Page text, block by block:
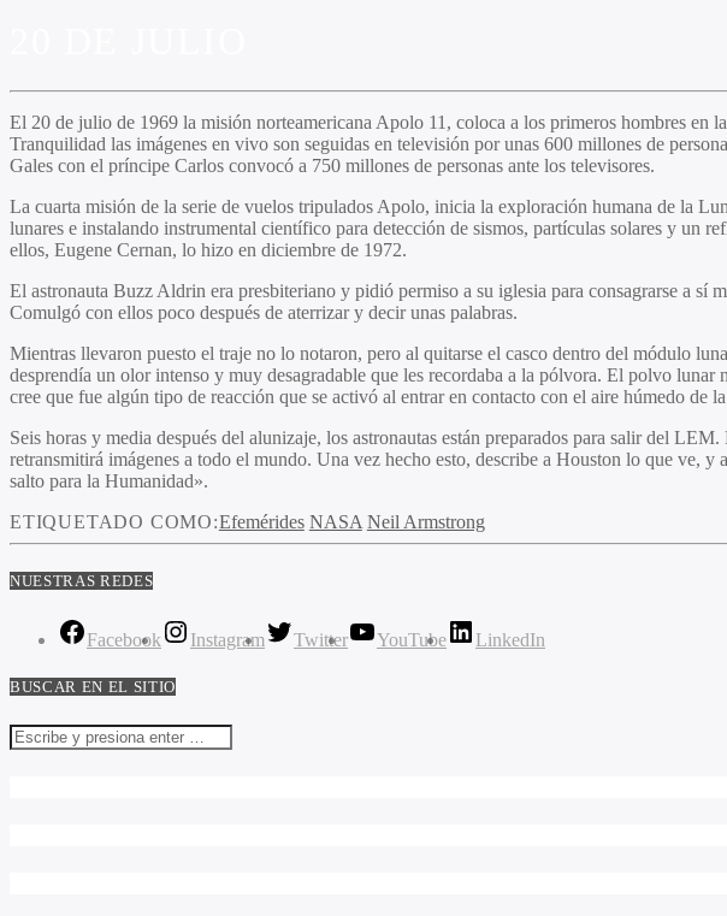
El 20 de julio de 1969 la misión norteamericana Apolo 11, coloca a los primeros hombres
Tranquilidad las imágenes en vivo son seguidas en televisión por unas 600 millones de
Gales con el príncipe Carlos convocó a 750 millones de personas ante los televisores.
La cuarta misión de la serie de vuelos tripulados Apolo, inicia la exploración humana de la
lunares e instalando instrumental científico para detección de sismos, partículas solares y un
ellos, Eugene Cernan, lo hizo en diciembre de 1972.
El astronauta Buzz Aldrin era presbiteriano y pidió permiso a su iglesia para consagrarse a
Comulgó con ellos poco después de aterrizar y decir unas palabras.
Mientras llevaron puesto el traje no lo notaron, pero al quitarse el casco dentro del módulo
desprendía un olor intenso y muy desagradable que les recordaba a la pólvora. El polvo
cree que fue algún tipo de reacción que se activó al entrar en contacto con el aire húmedo de
Seis horas y media después del alunizaje, los astronautas están preparados para salir del
retransmitirá imágenes a todo el mundo. Una vez hecho esto, describe a Houston lo que ve,
salto para la Humanidad».
ETIQUETADO COMO:Efemérides NASA Neil Armstrong
NUESTRAS REDES
Facebook Instagram Twitter YouTube LinkedIn
BUSCAR EN EL SITIO